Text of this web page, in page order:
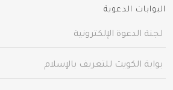
البوابات الدعوية
لجنة الدعوة الإلكترونية
بوابة الكويت للتعريف بالإسلام